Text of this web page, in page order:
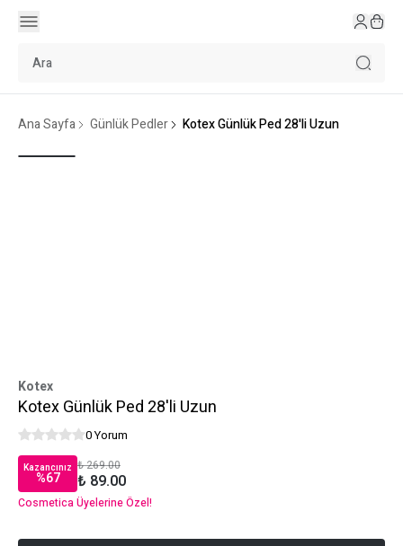
Ana Sayfa Günlük Pedler Kotex Günlük Ped 28'li Uzun
Kotex
Kotex Günlük Ped 28'li Uzun
0 Yorum
Kazancınız
%67
₺ 269.00
₺ 89.00
Cosmetica Üyelerine Özel!